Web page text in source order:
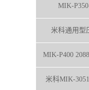
MIK-
米科通用型
MIK-P400
米科MIK-